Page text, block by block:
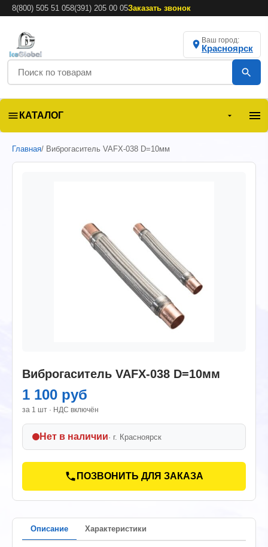
8(800) 505 51 058(391) 205 00 05Заказать звонок
Ваш город:
Красноярск
КАТАЛОГ
Главная/ Виброгаситель VAFX-038 D=10мм
Виброгаситель VAFX-038 D=10мм
1 100 руб
за 1 шт · НДС включён
Нет в наличии· г. Красноярск
ПОЗВОНИТЬ ДЛЯ ЗАКАЗА
Описание Характеристики